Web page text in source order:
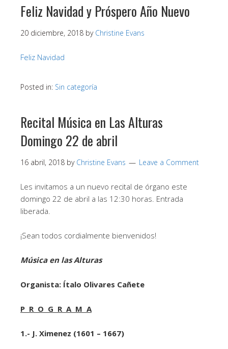
Feliz Navidad y Próspero Año Nuevo
20 diciembre, 2018 by Christine Evans
Feliz Navidad
Posted in: Sin categoría
Recital Música en Las Alturas
Domingo 22 de abril
16 abril, 2018 by Christine Evans Leave a Comment
Les invitamos a un nuevo recital de órgano este
domingo 22 de abril a las 12:30 horas. Entrada
liberada.
¡Sean todos cordialmente bienvenidos!
Música en las Alturas
Organista: Ítalo Olivares Cañete
P R O G R A M A
1.- J. Ximenez (1601 – 1667)